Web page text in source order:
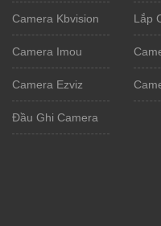
Camera Kbvision
Camera Imou
Camera Ezviz
Đầu Ghi Camera
Lắp